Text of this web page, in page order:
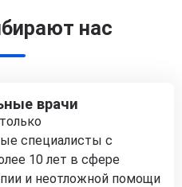
нас
врачи
специалисты с
10 лет в сфере
и неотложной помощи